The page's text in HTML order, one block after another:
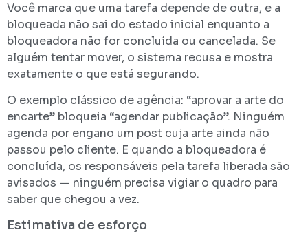
Você marca que uma tarefa depende de outra, e a
bloqueada não sai do estado inicial enquanto a
bloqueadora não for concluída ou cancelada. Se
alguém tentar mover, o sistema recusa e mostra
exatamente o que está segurando.
O exemplo clássico de agência: “aprovar a arte do
encarte” bloqueia “agendar publicação”. Ninguém
agenda por engano um post cuja arte ainda não
passou pelo cliente. E quando a bloqueadora é
concluída, os responsáveis pela tarefa liberada são
avisados — ninguém precisa vigiar o quadro para
saber que chegou a vez.
Estimativa de esforço